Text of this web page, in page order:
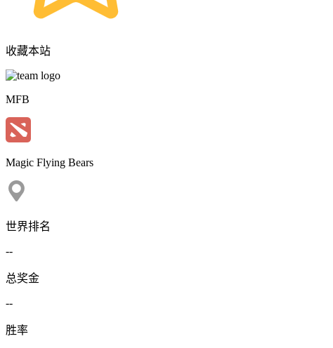
收藏本站
MFB
Magic Flying Bears
世界排名
--
总奖金
--
胜率